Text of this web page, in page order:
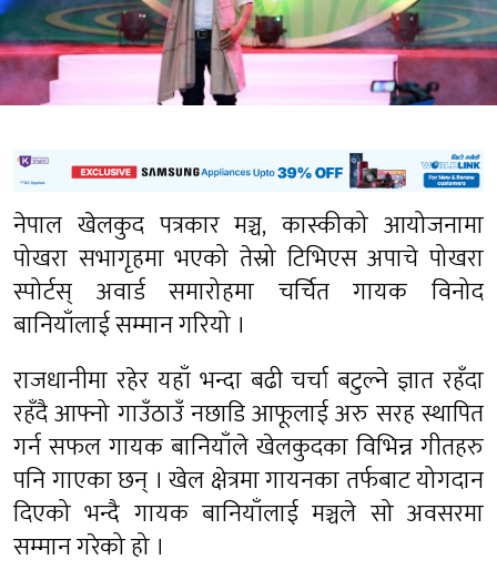
नेपाल खेलकुद पत्रकार मञ्च, कास्कीको आयोजनामा
पोखरा सभागृहमा भएको तेस्रो टिभिएस अपाचे पोखरा
स्पोर्टस् अवार्ड समारोहमा चर्चित गायक विनोद
बानियाँलाई सम्मान गरियो ।
राजधानीमा रहेर यहाँ भन्दा बढी चर्चा बटुल्ने ज्ञात रहँदा
रहँदै आफ्नो गाउँठाउँ नछाडि आफूलाई अरु सरह स्थापित
गर्न सफल गायक बानियाँले खेलकुदका विभिन्न गीतहरु
पनि गाएका छन् । खेल क्षेत्रमा गायनका तर्फबाट योगदान
दिएको भन्दै गायक बानियाँलाई मञ्चले सो अवसरमा
सम्मान गरेको हो ।